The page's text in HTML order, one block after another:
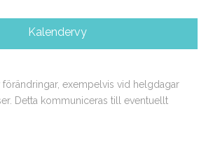
Kalendervy
förändringar, exempelvis vid helgdagar
Detta kommuniceras till eventuellt